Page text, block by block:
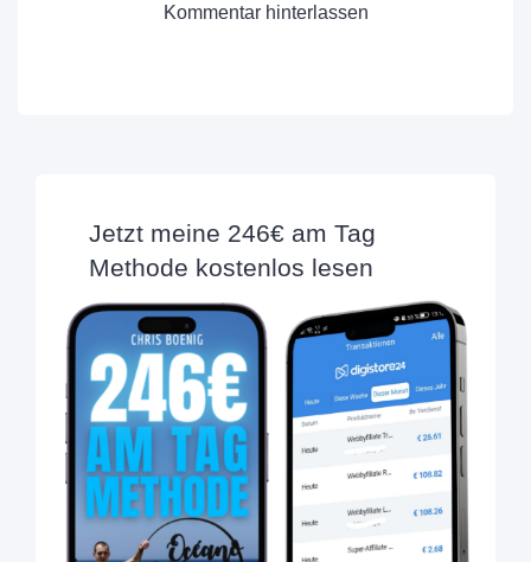
Kommentar hinterlassen
Jetzt meine 246€ am Tag
Methode kostenlos lesen